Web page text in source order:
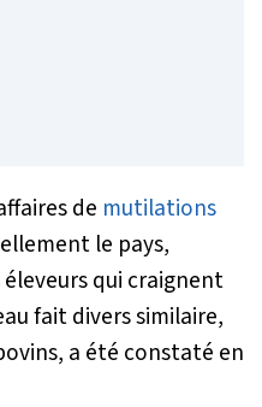
de mutilations
le pays,
qui craignent
fait divers similaire,
a été constaté en